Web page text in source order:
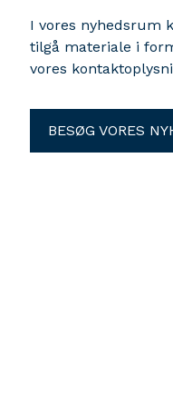
I vores nyhedsrum
tilgå materiale i
vores
BESØG VORES